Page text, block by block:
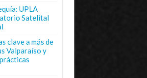
UPLA
Satelital
clave a más de
Valparaíso y